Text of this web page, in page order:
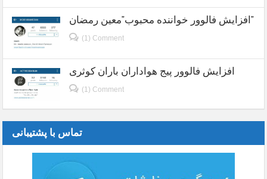
افزایش فالوور خواننده محبوب”معین رمضان”
(1) Comment
افزایش فالوور پیج هواداران باران کوثری
(1) Comment
تماس با پشتیبانی